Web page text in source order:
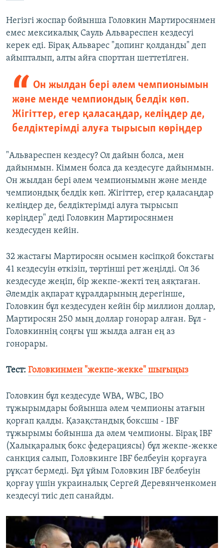
Негізгі жоспар бойынша Головкин Мартиросянмен
емес мексикалық Сауль Альвареспен кездесуі
керек еді. Бірақ Альварес "допинг қолданды" деп
айыпталып, алты айға спорттан шеттетілген.​
Он жылдан бері әлем чемпионымын
және менде чемпиондық белдік көп.
Жігіттер, егер қаласаңдар, келіңдер де,
белдіктерімді алуға тырысып көріңдер
"Альвареспен кездесу? Ол дайын болса, мен
дайынмын. Кіммен болса да кездесуге дайынмын.
Он жылдан бері әлем чемпионымын және менде
чемпиондық белдік көп. Жігіттер, егер қаласаңдар
келіңдер де, белдіктерімді алуға тырысып
көріңдер" деді Головкин Мартиросянмен
кездесуден кейін.
32 жастағы Мартиросян осымен кәсіпқой бокстағы
41 кездесуін өткізіп, төртінші рет жеңілді. Ол 36
кездесуде жеңіп, бір жекпе-жекті тең аяқтаған.
Әлемдік ақпарат құралдарының дерегінше,
Головкин бұл кездесуден кейін бір миллион доллар,
Мартиросян 250 мың доллар гонорар алған. Бұл -
Головкиннің соңғы үш жылда алған ең аз
гонорары.
Тест: Головкинмен "жекпе-жекке" шығыңыз
Головкин бұл кездесуде WBA, WBC, IBO
тұжырымдары бойынша әлем чемпионы атағын
қорғап қалды. Қазақстандық боксшы - IBF
тұжырымы бойынша да әлем чемпионы. Бірақ IBF
(Халықаралық бокс федерациясы) бұл жекпе-жекке
санкция салып, Головкинге IBF белбеуін қорғауға
рұқсат бермеді. Бұл ұйым Головкин IBF белбеуін
қорғау үшін украиналық Сергей Деревянченкомен
кездесуі тиіс деп санайды.